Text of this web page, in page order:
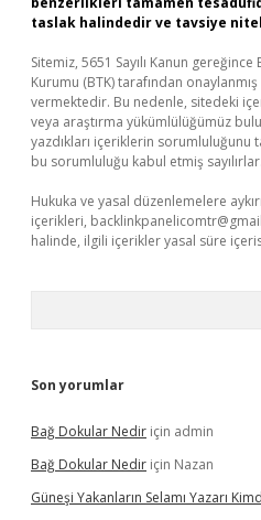
taslak halindedir ve tavsiye
Sitemiz, 5651 Sayılı Kanun
Kurumu (BTK) tarafından
vermektedir. Bu nedenle, sitedeki
veya araştırma yükümlülüğümüz
yazdıkları içeriklerin sorumluluğunu
bu sorumluluğu kabul etmiş sayılırlar.
Hukuka ve yasal düzenlemelere
içerikleri,
halinde, ilgili içerikler yasal süre
Son yorumlar
Bağ Dokular Nedir için admin
Bağ Dokular Nedir için Nazan
Güneşi Yakanların Selamı Yazarı